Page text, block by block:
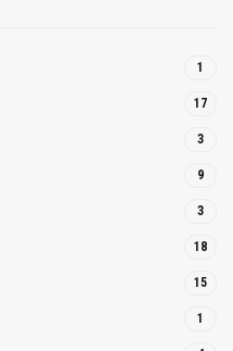
1
17
3
9
3
18
15
1